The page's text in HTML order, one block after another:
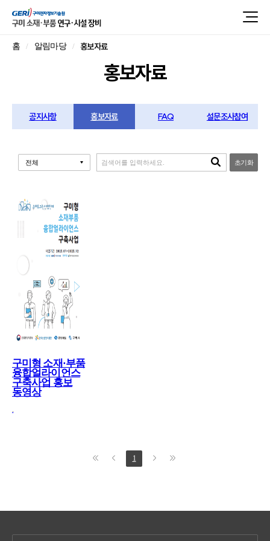
홈 알림마당 홍보자료
홍보자료
공지사항 홍보자료 FAQ 설문조사참여
초기화
구미형 소재·부품
융합얼라이언스
구축사업 홍보
동영상
.
1